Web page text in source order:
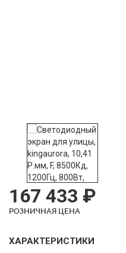
167 433 ₽
РОЗНИЧНАЯ ЦЕНА
ХАРАКТЕРИСТИКИ